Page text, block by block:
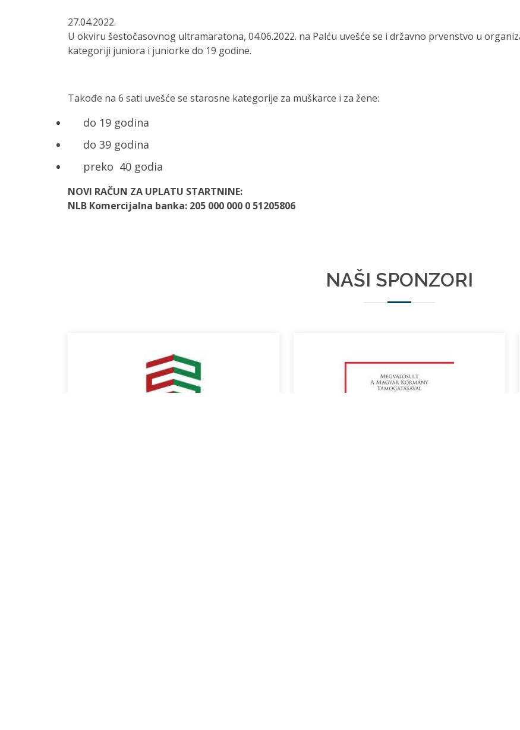
27.04.2022.
U okviru šestočasovnog ultramaratona, 04.06.2022. na Palću uvešće se i državno prvenstvo u
kategoriji juniora i juniorke do 19 godine.
Takođe na 6 sati uvešće se starosne kategorije za muškarce i za žene:
do 19 godina
do 39 godina
preko 40 godia
NOVI RAČUN ZA UPLATU STARTNINE:
NLB Komercijalna banka: 205 000 000 0 51205806
NAŠI SPONZORI